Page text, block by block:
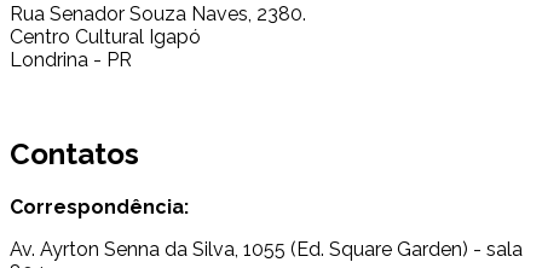
Rua Senador Souza Naves, 2380.
Centro Cultural Igapó
Londrina - PR
Contatos
Correspondência:
Av. Ayrton Senna da Silva, 1055 (Ed. Square Garden) - sala